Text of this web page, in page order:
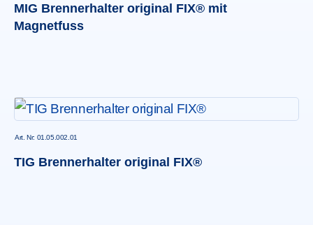
MIG Brennerhalter original FIX® mit
Magnetfuss
TIG Brennerhalter original FIX®
Art. Nr: 01.05.002.01